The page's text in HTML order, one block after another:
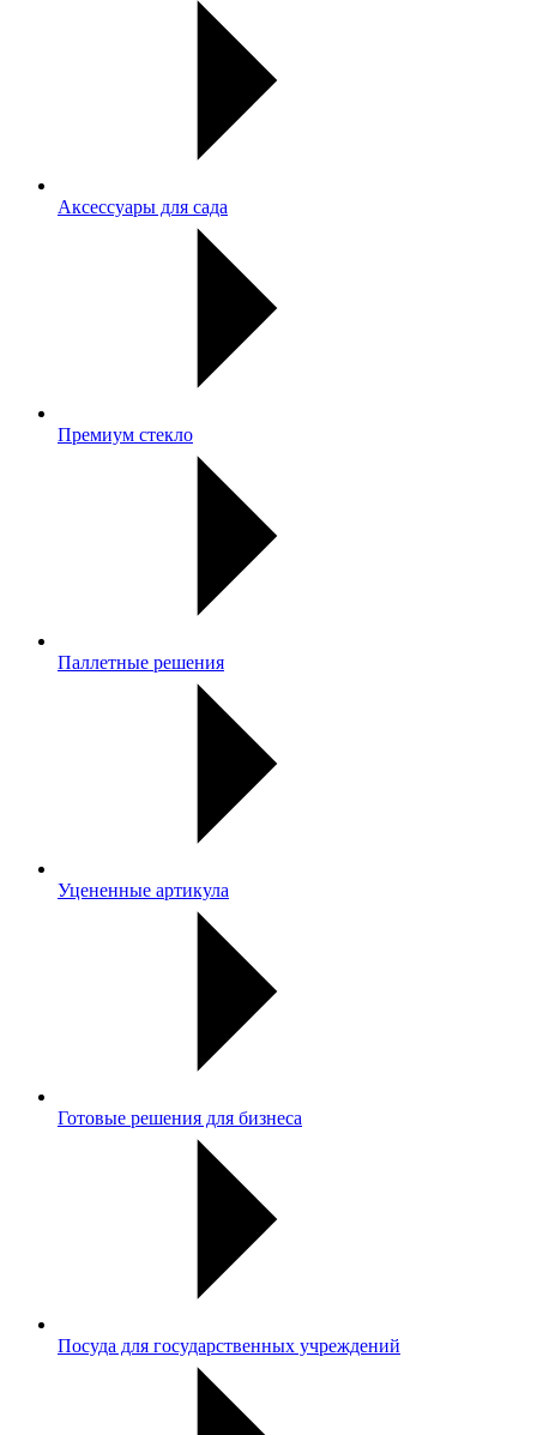
Аксессуары для сада
Премиум стекло
Паллетные решения
Уцененные артикула
Готовые решения для бизнеса
Посуда для государственных учреждений